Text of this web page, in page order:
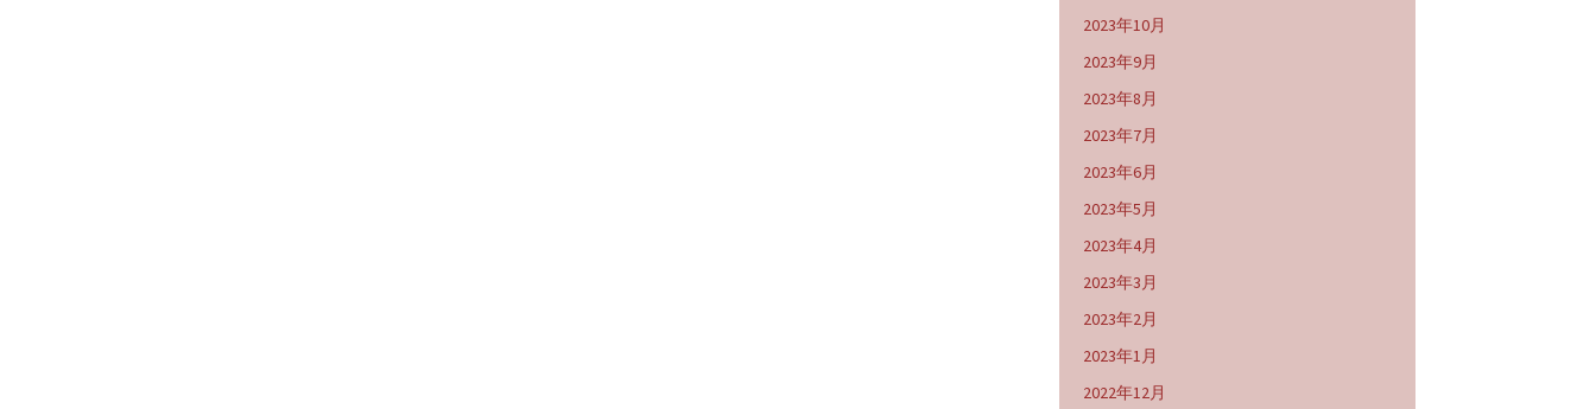
2023年10月
2023年9月
2023年8月
2023年7月
2023年6月
2023年5月
2023年4月
2023年3月
2023年2月
2023年1月
2022年12月